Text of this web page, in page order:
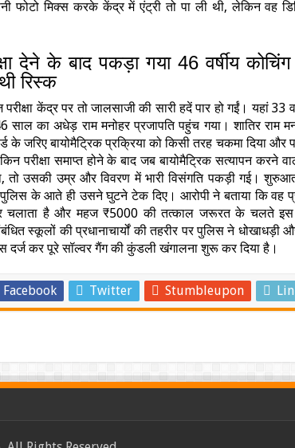
फोटो मिक्स करके केंद्र में एंट्री तो पा ली थी, लेकिन वह
देने के बाद पकड़ा गया 46 वर्षीय
रिस्क
केंद्र पर तो जालसाजी की सारी हदें पार हो गईं। यहां 33
साल का अधेड़ राम मनोहर प्रजापति पहुंच गया। शातिर राम
के जरिए बायोमैट्रिक प्रक्रिया को किसी तरह चकमा दिया और
परीक्षा समाप्त होने के बाद जब बायोमैट्रिक सत्यापन करने
तो उसकी उम्र और विवरण में भारी विसंगति पकड़ी गई।
के आते ही उसने घुटने टेक दिए। आरोपी ने बताया कि वह
चलाता है और महज ₹5000 की तत्काल जरूरत के चलते इस
स्कूलों की प्रधानाचार्यों की तहरीर पर पुलिस ने धोखाधड़ी
दर्ज कर पूरे सॉल्वर गैंग की कुंडली खंगालना शुरू कर दिया है।
Facebook Twitter Stumbleupon